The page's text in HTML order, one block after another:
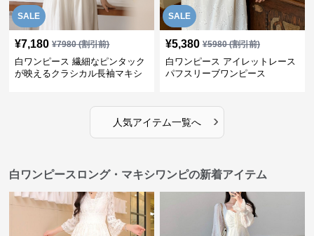
SALE
¥7,180 ¥7980(割引前)
白ワンピース 繊細なピンタック
が映えるクラシカル長袖マキシ
SALE
¥5,380 ¥5980(割引前)
白ワンピース アイレットレース
パフスリーブワンピース
人気アイテム一覧へ ›
白ワンピースロング・マキシワンピの新着アイテム